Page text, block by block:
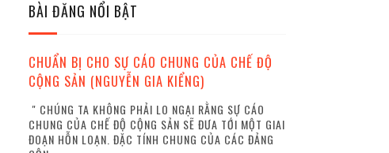
BÀI ĐĂNG NỔI BẬT
CHUẨN BỊ CHO SỰ CÁO CHUNG CỦA CHẾ ĐỘ
CỘNG SẢN (NGUYỄN GIA KIỂNG)
" CHÚNG TA KHÔNG PHẢI LO NGẠI RẰNG SỰ CÁO
CHUNG CỦA CHẾ ĐỘ CỘNG SẢN SẼ ĐƯA TỚI MỘT GIAI
ĐOẠN HỖN LOẠN. ĐẶC TÍNH CHUNG CỦA CÁC ĐẢNG